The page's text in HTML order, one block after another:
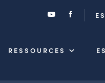
RESSOURCES